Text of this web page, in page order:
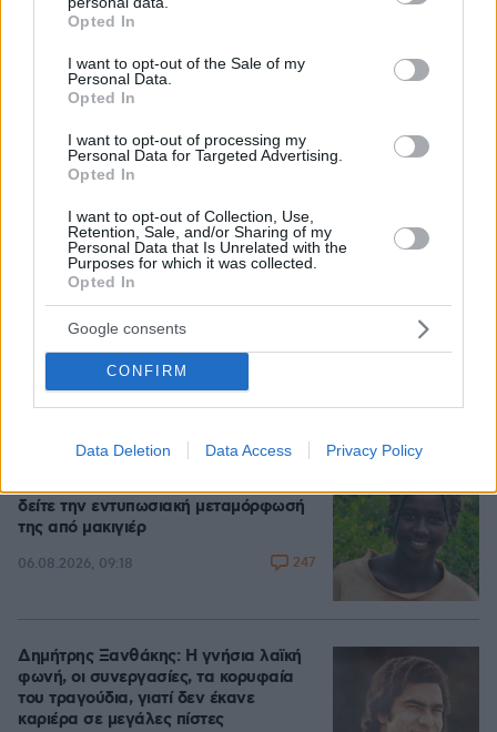
grant or deny consent to Google and its third-party tags to
use your data for below specified purposes in below Google
consent section.
Opted In
I want to opt-out of the Sale of my
Personal Data.
Opted In
I want to opt-out of processing my
Personal Data for Targeted Advertising.
Opted In
I want to opt-out of Collection, Use,
Retention, Sale, and/or Sharing of my
Personal Data that Is Unrelated with the
Purposes for which it was collected.
Opted In
Google consents
CONFIRM
Data Deletion Data Access Privacy Policy
Η αποκαλυπτική κατάθεση της συζύγου του
Αφγανού: Πώς γνωρίσαμε τη Λίσα, γιατί
υποψιάστηκα ότι ήταν το πτώμα στη βαλίτσα
06.08.2026, 12:32
Νεαρή γυναίκα με ακατέργαστη
ομορφιά από την Αιθιοπία έγινε viral,
δείτε την εντυπωσιακή μεταμόρφωσή
της από μακιγιέρ
06.08.2026, 09:18 247
Δημήτρης Ξανθάκης: Η γνήσια λαϊκή
φωνή, οι συνεργασίες, τα κορυφαία
του τραγούδια, γιατί δεν έκανε
καριέρα σε μεγάλες πίστες